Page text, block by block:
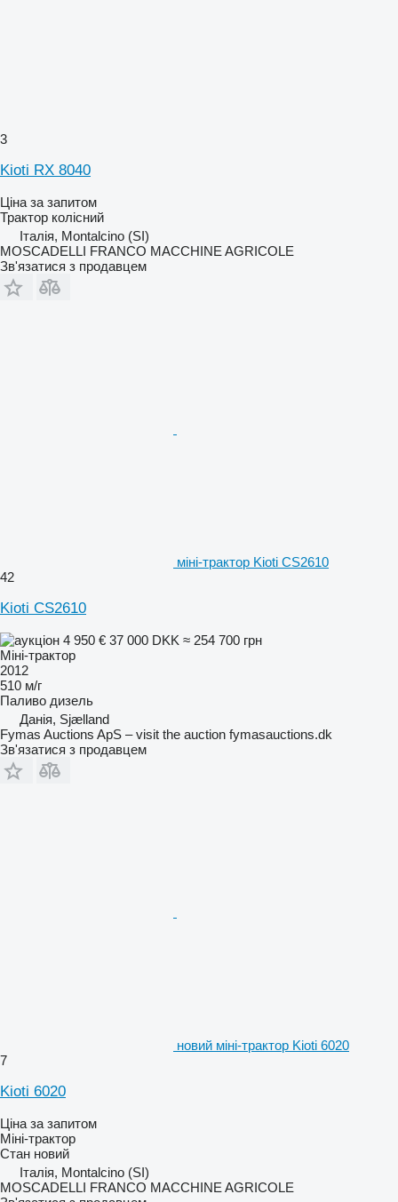
3
Kioti RX 8040
Ціна за запитом
Трактор колісний
Італія, Montalcino (SI)
MOSCADELLI FRANCO MACCHINE AGRICOLE
Зв'язатися з продавцем
міні-трактор Kioti CS2610
42
Kioti CS2610
4 950 € 37 000 DKK ≈ 254 700 грн
Міні-трактор
2012
510 м/г
Паливо дизель
Данія, Sjælland
Fymas Auctions ApS – visit the auction fymasauctions.dk
Зв'язатися з продавцем
новий міні-трактор Kioti 6020
7
Kioti 6020
Ціна за запитом
Міні-трактор
Стан новий
Італія, Montalcino (SI)
MOSCADELLI FRANCO MACCHINE AGRICOLE